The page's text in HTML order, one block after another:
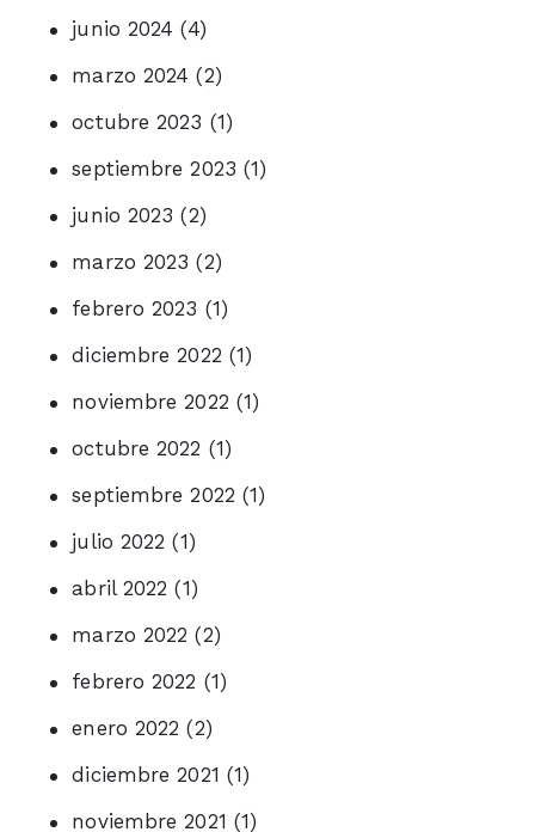
junio 2024 (4)
marzo 2024 (2)
octubre 2023 (1)
septiembre 2023 (1)
junio 2023 (2)
marzo 2023 (2)
febrero 2023 (1)
diciembre 2022 (1)
noviembre 2022 (1)
octubre 2022 (1)
septiembre 2022 (1)
julio 2022 (1)
abril 2022 (1)
marzo 2022 (2)
febrero 2022 (1)
enero 2022 (2)
diciembre 2021 (1)
noviembre 2021 (1)